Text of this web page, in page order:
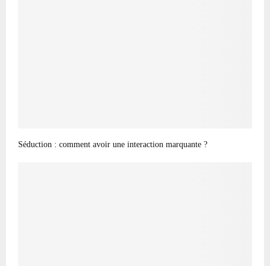
Séduction : comment avoir une interaction marquante ?